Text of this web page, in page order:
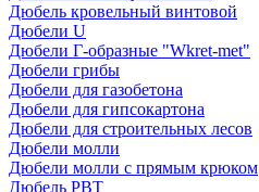
Дюбель кровельный винтовой
Дюбели U
Дюбели Г-образные "Wkret-met"
Дюбели грибы
Дюбели для газобетона
Дюбели для гипсокартона
Дюбели для строительных лесов
Дюбели молли
Дюбели молли с прямым крюком
Дюбель PBT